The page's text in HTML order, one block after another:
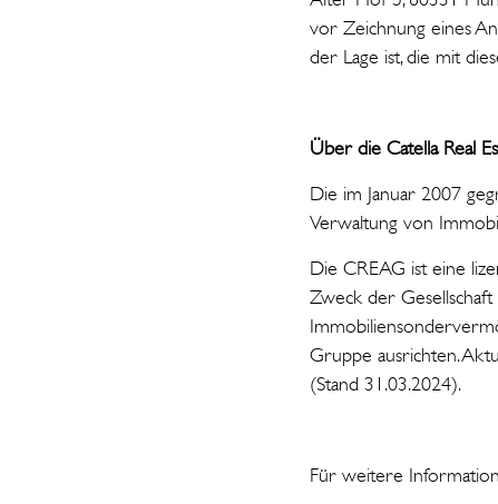
vor Zeichnung eines
der Lage ist, die mit
Über die Catella Real
Die im Januar 2007
Verwaltung von
Die CREAG ist eine
Zweck der
Gruppe ausrichten.
(Stand 31.03.2024).
Für weitere